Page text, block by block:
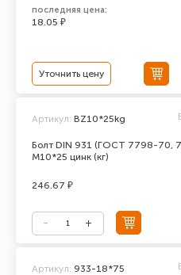
последняя цена:
18.05 ₽
Уточнить цену
Болт DIN 931 (ГОСТ 7798-70,
М10*25 цинк (кг)
Артикул: BZ10*25kg
246.67 ₽
Артикул: 933-18*75